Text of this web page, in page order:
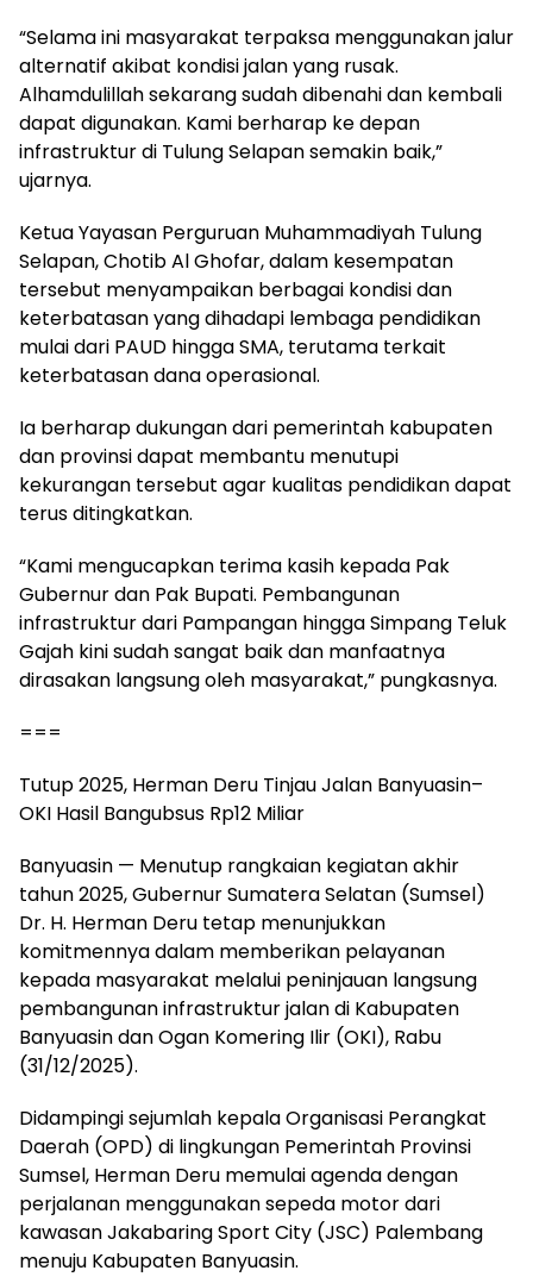
“Selama ini masyarakat terpaksa menggunakan jalur
alternatif akibat kondisi jalan yang rusak.
Alhamdulillah sekarang sudah dibenahi dan kembali
dapat digunakan. Kami berharap ke depan
infrastruktur di Tulung Selapan semakin baik,”
ujarnya.
Ketua Yayasan Perguruan Muhammadiyah Tulung
Selapan, Chotib Al Ghofar, dalam kesempatan
tersebut menyampaikan berbagai kondisi dan
keterbatasan yang dihadapi lembaga pendidikan
mulai dari PAUD hingga SMA, terutama terkait
keterbatasan dana operasional.
Ia berharap dukungan dari pemerintah kabupaten
dan provinsi dapat membantu menutupi
kekurangan tersebut agar kualitas pendidikan dapat
terus ditingkatkan.
“Kami mengucapkan terima kasih kepada Pak
Gubernur dan Pak Bupati. Pembangunan
infrastruktur dari Pampangan hingga Simpang Teluk
Gajah kini sudah sangat baik dan manfaatnya
dirasakan langsung oleh masyarakat,” pungkasnya.
===
Tutup 2025, Herman Deru Tinjau Jalan Banyuasin–
OKI Hasil Bangubsus Rp12 Miliar
Banyuasin — Menutup rangkaian kegiatan akhir
tahun 2025, Gubernur Sumatera Selatan (Sumsel)
Dr. H. Herman Deru tetap menunjukkan
komitmennya dalam memberikan pelayanan
kepada masyarakat melalui peninjauan langsung
pembangunan infrastruktur jalan di Kabupaten
Banyuasin dan Ogan Komering Ilir (OKI), Rabu
(31/12/2025).
Didampingi sejumlah kepala Organisasi Perangkat
Daerah (OPD) di lingkungan Pemerintah Provinsi
Sumsel, Herman Deru memulai agenda dengan
perjalanan menggunakan sepeda motor dari
kawasan Jakabaring Sport City (JSC) Palembang
menuju Kabupaten Banyuasin.